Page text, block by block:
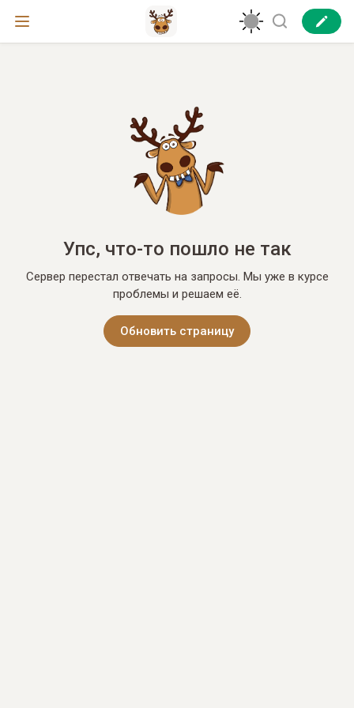
Упс, что-то пошло не так
Сервер перестал отвечать на запросы. Мы уже в курсе
проблемы и решаем её.
Обновить страницу